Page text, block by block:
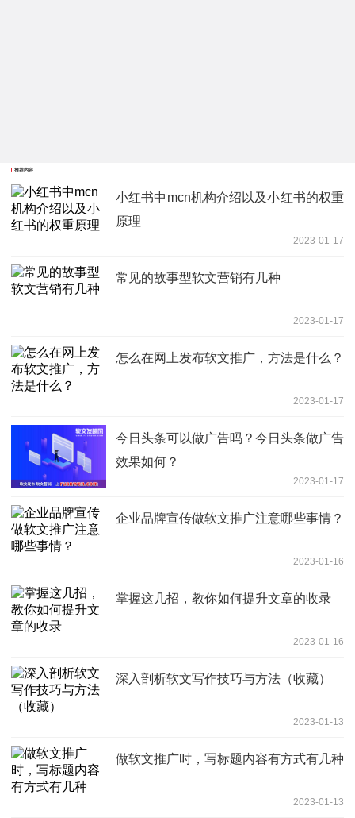
推荐内容
小红书中mcn机构介绍以及小红书的权重
原理
2023-01-17
常见的故事型软文营销有几种
2023-01-17
怎么在网上发布软文推广，方法是什么？
2023-01-17
今日头条可以做广告吗？今日头条做广告
效果如何？
2023-01-17
企业品牌宣传做软文推广注意哪些事情？
2023-01-16
掌握这几招，教你如何提升文章的收录
2023-01-16
深入剖析软文写作技巧与方法（收藏）
2023-01-13
做软文推广时，写标题内容有方式有几种
2023-01-13